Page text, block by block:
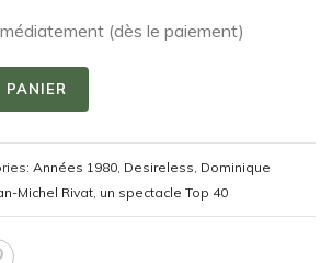
(dès le paiement)
Années 1980, Desireless, Dominique
Michel Rivat, un spectacle Top 40